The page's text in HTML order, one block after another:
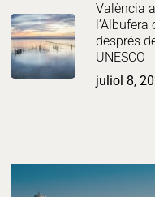
València
després
UNESCO
juliol 8,